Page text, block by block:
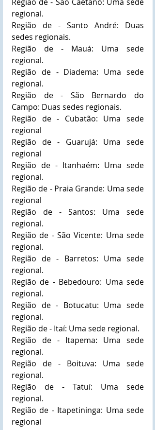
regional.
Região de - Santo André: Duas
sedes regionais.
Região de - Mauá: Uma sede
regional.
Região de - Diadema: Uma sede
regional.
Região de - São Bernardo do
Campo: Duas sedes regionais.
Região de - Cubatão: Uma sede
regional
Região de - Guarujá: Uma sede
regional
Região de - Itanhaém: Uma sede
regional.
Região de - Praia Grande: Uma sede
regional
Região de - Santos: Uma sede
regional.
Região de - São Vicente: Uma sede
regional.
Região de - Barretos: Uma sede
regional.
Região de - Bebedouro: Uma sede
regional.
Região de - Botucatu: Uma sede
regional.
Região de - Itaí: Uma sede regional.
Região de - Itapema: Uma sede
regional.
Região de - Boituva: Uma sede
regional.
Região de - Tatuí: Uma sede
regional.
Região de - Itapetininga: Uma sede
regional